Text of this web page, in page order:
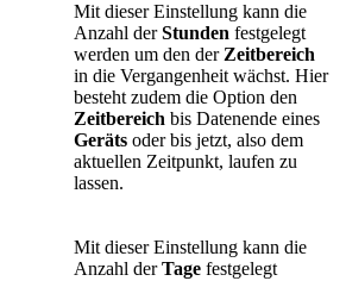
Mit dieser Einstellung kann die
Anzahl derStunden festgelegt
werden um den derZeitbereich
in die Vergangenheit wächst. Hier
besteht zudem die Option den
Zeitbereich bis Datenende eines
Geräts oder bis jetzt, also dem
aktuellen Zeitpunkt, laufen zu
lassen.
Mit dieser Einstellung kann die
Anzahl derTage festgelegt